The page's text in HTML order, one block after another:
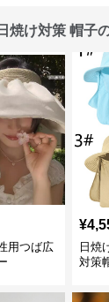
焼け対策 帽子
用つば広
¥
日焼
対策